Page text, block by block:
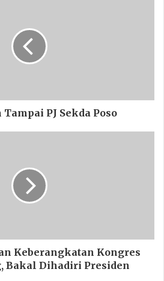
PJ Sekda Poso
Keberangkatan Kongres
Bakal Dihadiri Presiden